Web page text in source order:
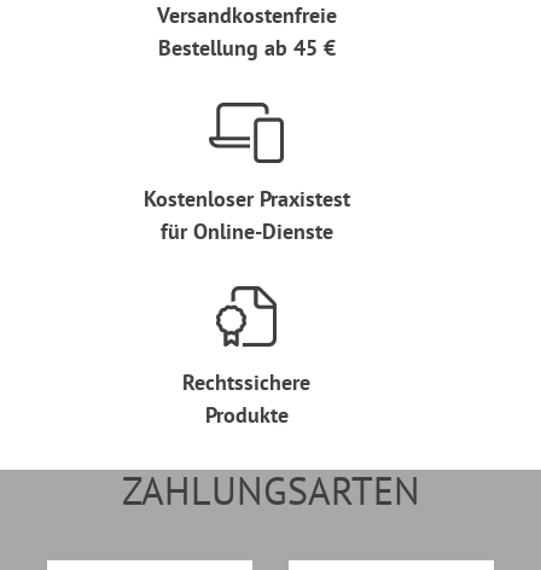
Versandkostenfreie
Bestellung ab 45 €
Kostenloser Praxistest
für Online-Dienste
Rechtssichere
Produkte
ZAHLUNGSARTEN